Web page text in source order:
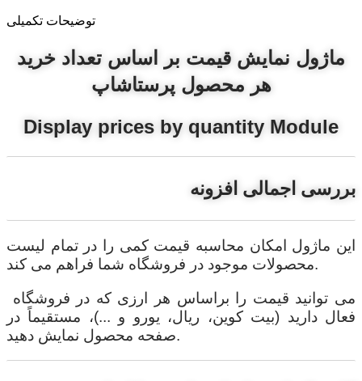
توضیحات تکمیلی
ماژول نمایش قیمت بر اساس تعداد خرید
هر محصول پرستاشاپ
Display prices by quantity Module
بررسی اجمالی افزونه
این ماژول امکان محاسبه قیمت کمی را در تمام لیست
محصولات موجود در فروشگاه شما فراهم می کند.
فعال دارید (بیت کوین، ریال، یورو و ...)، مستقیماً در
صفحه محصول نمایش دهید.